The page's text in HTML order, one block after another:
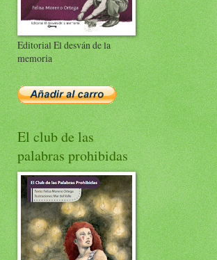
Editorial El desván de la
memoria
El club de las
palabras prohibidas